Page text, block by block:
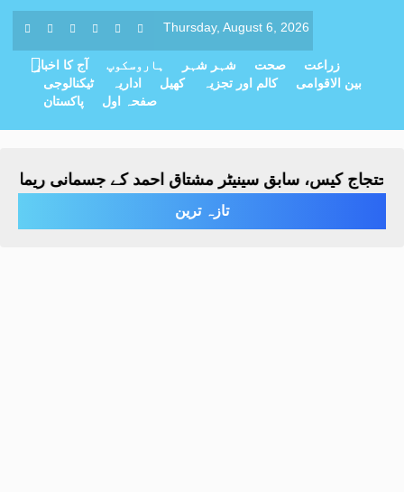
Thursday, August 6, 2026
آج کا اخبار ہاروسکوپ شہر شہر صحت
زراعت
ٹیکنالوجی
اداریہ کھیل کالم اور تجزیہ
بین الاقوامی
پاکستان
صفحہ اول
کیس، سابق سینیٹر مشتاق احمد کے جسمانی ریمانڈ میں 4 روز کی
تازہ ترین